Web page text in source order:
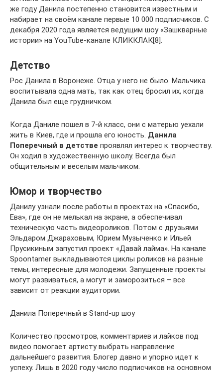
же году Данила постепенно становится известным и
набирает на своём канале первые 10 000 подписчиков. С
декабря 2020 года является ведущим шоу «Зашкварные
истории» на YouTube-канале КЛИККЛАК[8].
Детство
Рос Данила в Воронеже. Отца у него не было. Мальчика
воспитывала одна мать, так как отец бросил их, когда
Данила был еще грудничком.
Когда Даниле пошел в 7-й класс, они с матерью уехали
жить в Киев, где и прошла его юность. Данила
Поперечный в детстве проявлял интерес к творчеству.
Он ходил в художественную школу. Всегда был
общительным и веселым мальчиком.
Юмор и творчество
Данилу узнали после работы в проектах на «Спасибо,
Ева», где он не мелькал на экране, а обеспечивал
техническую часть видеороликов. Потом с друзьями
Эльдаром Джараховым, Юрием Музыченко и Ильей
Прусикиным запустил проект «Давай лайма». На канале
Spoontamer выкладываются циклы роликов на разные
темы, интересные для молодежи. Запущенные проекты
могут развиваться, а могут и заморозиться – все
зависит от реакции аудитории.
Данила Поперечный в Stand-up шоу
Количество просмотров, комментариев и лайков под
видео помогает артисту выбрать направление
дальнейшего развития. Блогер давно и упорно идет к
успеху. Лишь в 2020 году число подписчиков на основном